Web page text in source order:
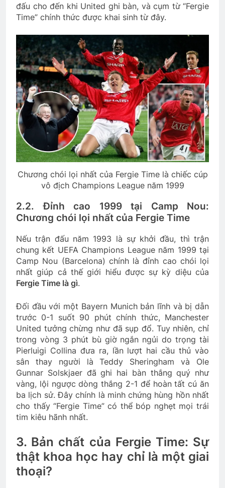
đấu cho đến khi United ghi bàn, và cụm từ “Fergie
Time” chính thức được khai sinh từ đây.
Chương chói lọi nhất của Fergie Time là chiếc cúp
vô địch Champions League năm 1999
2.2. Đỉnh cao 1999 tại Camp Nou:
Chương chói lọi nhất của Fergie Time
Nếu trận đấu năm 1993 là sự khởi đầu, thì trận
chung kết UEFA Champions League năm 1999 tại
Camp Nou (Barcelona) chính là đỉnh cao chói lọi
nhất giúp cả thế giới hiểu được sự kỳ diệu của
Fergie Time là gì.
Đối đầu với một Bayern Munich bản lĩnh và bị dẫn
trước 0-1 suốt 90 phút chính thức, Manchester
United tưởng chừng như đã sụp đổ. Tuy nhiên, chỉ
trong vòng 3 phút bù giờ ngắn ngủi do trọng tài
Pierluigi Collina đưa ra, lần lượt hai cầu thủ vào
sân thay người là Teddy Sheringham và Ole
Gunnar Solskjaer đã ghi hai bàn thắng quý như
vàng, lội ngược dòng thắng 2-1 để hoàn tất cú ăn
ba lịch sử. Đây chính là minh chứng hùng hồn nhất
cho thấy “Fergie Time” có thể bóp nghẹt mọi trái
tim kiêu hãnh nhất.
3. Bản chất của Fergie Time: Sự
thật khoa học hay chỉ là một giai
thoại?